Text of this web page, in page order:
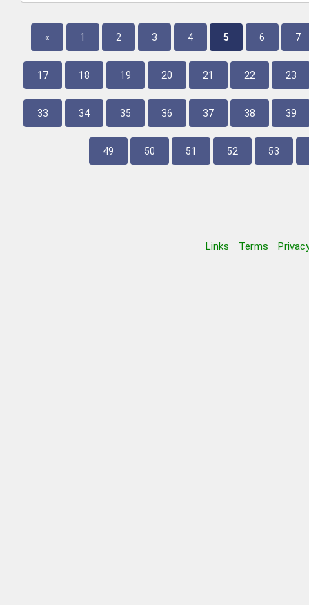
« 1 2 3 4 5 6 7
17 18 19 20 21 22 23
33 34 35 36 37 38 39
49 50 51 52 53
Links Terms